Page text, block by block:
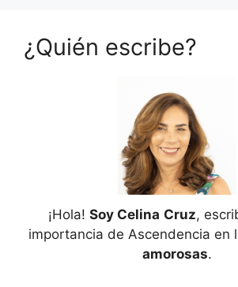
¿Quién escribe?
¡Hola! Soy Celina Cruz,
importancia de Ascendencia en
amorosas.